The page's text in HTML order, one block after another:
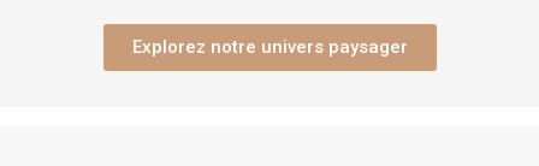
Explorez notre univers paysager